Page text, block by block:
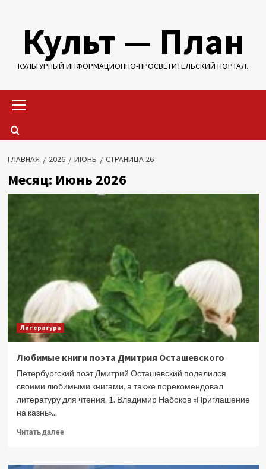
содержимому
Культ — План
КУЛЬТУРНЫЙ ИНФОРМАЦИОННО-ПРОСВЕТИТЕЛЬСКИЙ ПОРТАЛ.
меню
ГЛАВНАЯ 2026 ИЮНЬ СТРАНИЦА 26
Месяц: Июнь 2026
Литература
Любимые книги поэта Дмитрия Осташевского
Петербургский поэт Дмитрий Осташевский поделился
своими любимыми книгами, а также порекомендовал
литературу для чтения. 1. Владимир Набоков «Приглашение
на казнь»...
Читать далееПрочитать
Любимые